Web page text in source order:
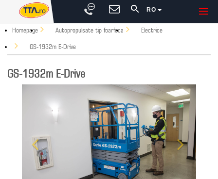
RO
Homepage Autopropulsate tip foarfeca Electrice
GS-1932m E-Drive
GS-1932m E-Drive